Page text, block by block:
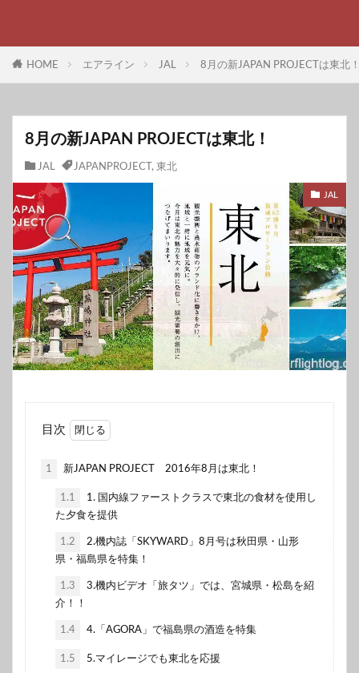
HOME エアライン JAL 8月の新JAPAN PROJECTは東北
8月の新JAPAN PROJECTは東北！
JAL JAPANPROJECT , 東北
JAL
目次
1 新JAPAN PROJECT 2016年8月は東北！
1.1
1. 国内線ファーストクラスで東北の食材を使用し
た夕食を提供
1.2
2.機内誌「SKYWARD」8月号は秋田県・山形
県・福島県を特集！
1.3
3.機内ビデオ「旅タツ」では、宮城県・松島を紹
介！！
1.4 4.「AGORA」で福島県の酒造を特集
1.5 5.マイレージでも東北を応援